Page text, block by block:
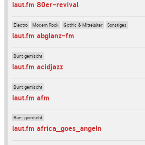
laut.fm 80er-revival
Electro Modern Rock Gothic & Mittelalter Sonstiges
laut.fm abglanz-fm
Bunt gemischt
laut.fm acidjazz
Bunt gemischt
laut.fm afm
Bunt gemischt
laut.fm africa_goes_angeln